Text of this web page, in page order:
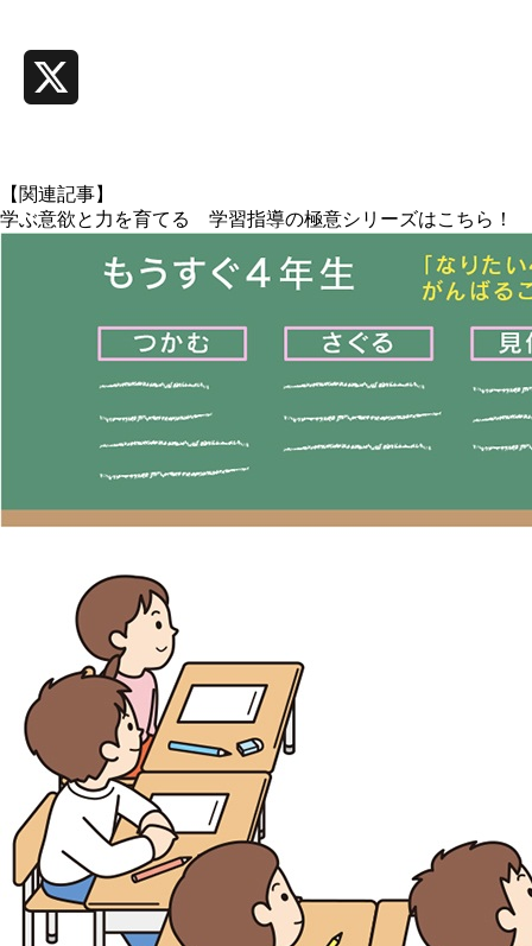
【関連記事】
学ぶ意欲と力を育てる 学習指導の極意シリーズはこちら！